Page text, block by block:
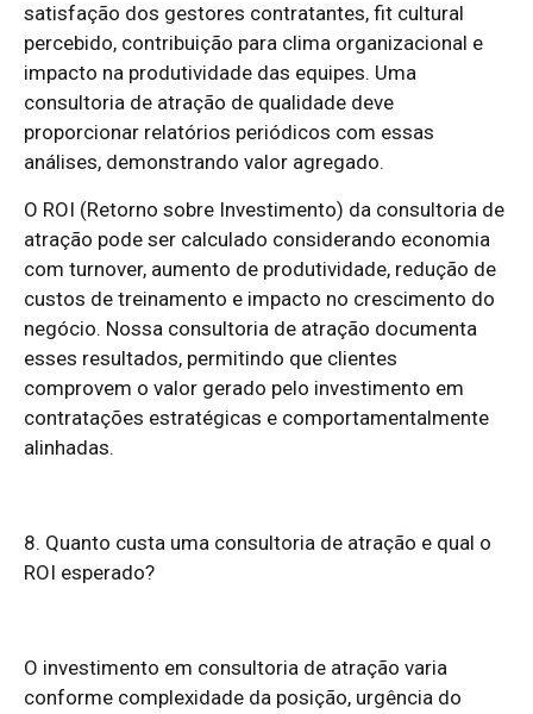
satisfação dos gestores contratantes, fit cultural
percebido, contribuição para clima organizacional e
impacto na produtividade das equipes. Uma
consultoria de atração de qualidade deve
proporcionar relatórios periódicos com essas
análises, demonstrando valor agregado.
O ROI (Retorno sobre Investimento) da consultoria de
atração pode ser calculado considerando economia
com turnover, aumento de produtividade, redução de
custos de treinamento e impacto no crescimento do
negócio. Nossa consultoria de atração documenta
esses resultados, permitindo que clientes
comprovem o valor gerado pelo investimento em
contratações estratégicas e comportamentalmente
alinhadas.
8. Quanto custa uma consultoria de atração e qual o
ROI esperado?
O investimento em consultoria de atração varia
conforme complexidade da posição, urgência do